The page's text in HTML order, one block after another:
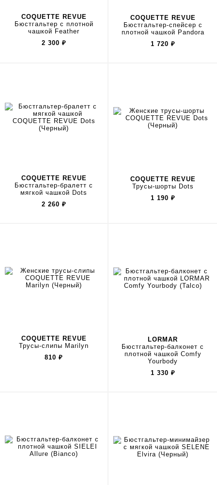
COQUETTE REVUE
Бюстгальтер с плотной
чашкой Feather
2 300 ₽
COQUETTE REVUE
Бюстгальтер-спейсер с
плотной чашкой Pandora
1 720 ₽
COQUETTE REVUE
Бюстгальтер-бралетт с
мягкой чашкой Dots
2 260 ₽
COQUETTE REVUE
Трусы-шорты Dots
1 190 ₽
COQUETTE REVUE
Трусы-слипы Marilyn
810 ₽
LORMAR
Бюстгальтер-балконет с
плотной чашкой Comfy
Yourbody
1 330 ₽